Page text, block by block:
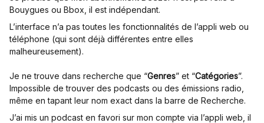
Bouygues ou Bbox, il est indépendant.
L’interface n’a pas toutes les fonctionnalités de l’appli web ou
téléphone (qui sont déjà différentes entre elles
malheureusement).
Je ne trouve dans recherche que “Genres” et “Catégories”.
Impossible de trouver des podcasts ou des émissions radio,
même en tapant leur nom exact dans la barre de Recherche.
J’ai mis un podcast en favori sur mon compte via l’appli web, il